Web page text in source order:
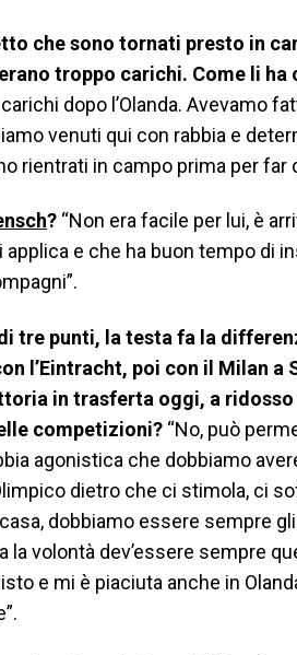
che sono tornati presto in
troppo carichi. Come li
carichi dopo l’Olanda. Avevamo
venuti qui con rabbia e
rientrati in campo prima per far
? “Non era facile per lui, è
applica e che ha buon tempo di
tre punti, la testa fa la
l’Eintracht, poi con il Milan a
in trasferta oggi, a
competizioni? “No, può
agonistica che dobbiamo
dietro che ci stimola, ci
dobbiamo essere sempre
la volontà dev’essere sempre
e mi è piaciuta anche in